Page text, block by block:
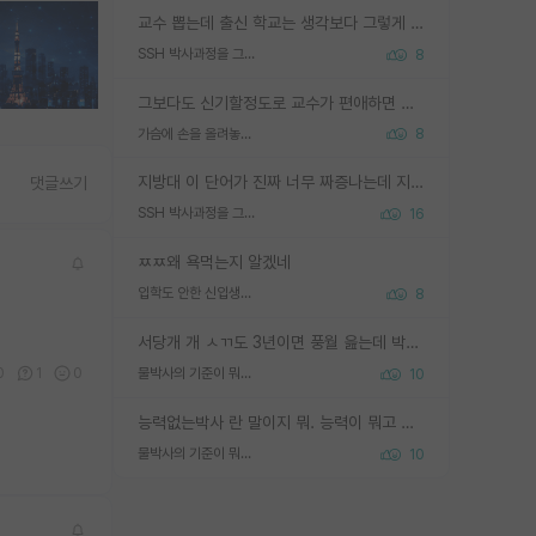
교수 뽑는데 출신 학교는 생각보다 그렇게 안 봄. 앞으로는 더 안 보게 될거임. 박사는 어디서 진행해도 됨. 단, 제대로 쌓고 좋은 실적 만들 수 있다면. 그런데 지방대는 그럴 가능성이 지극히 낮음. 나만 열심히 잘 하면 된다? 인간은 주변 환경에 지배되는 나약한 존재임. 주변의 지방대 대학원생과 섞이고 지방 특유의 여유로움 또는 나쁘게 얘기해서 나태함에 젖어 살다보면 교수의 꿈 자체를 잊어버리게 될 가능성도 있음. 주변 환경이 70~80%임.
SSH 박사과정을 그만두고 지방대 박사로 옮기면 교수의 꿈은 끝일까요? 8
그보다도 신기할정도로 교수가 편애하면 그사람만 논문이 되더라구요 내용이 다른 사람보다 허접해도요
가슴에 손을 올려놓고 싫어하는 사람 불공정하게 리뷰 8
지방대 이 단어가 진짜 너무 짜증나는데 지방대면 다 그냥 쓰레기인가요? 무슨 말 같지도 않은 댓글들이 있는건지??? 지방에도 충분히 좋은 대학 많고 충분히 잘하는 교수님들 많습니다 포항공대 4개 IST 대표 지거국들 여기 모두 다 지방에 있고 여기 출신들 중에 교수하는 분들 적지 않습니다 지거국 출신이 무슨 교수를 하냐?라고 생각할 사람들 많은데 상위 대표 지거국에 아웃라이어들 많습니다 결국 개인의 연구역량과 실적이 중요합니다 이 역량을 펼치는데 있어서 지도교수와의 합도 중요합니다. 그리고 경력이 필요하면 해외포닥까지 다녀오세요
SSH 박사과정을 그만두고 지방대 박사로 옮기면 교수의 꿈은 끝일까요? 16
ㅉㅉ왜 욕먹는지 알겠네
입학도 안한 신입생이 원래 관심을 받나요 8
서당개 개 ㅅㄲ도 3년이면 풍월 읊는데 박사 5년 이상 대리고 있으면서 물된건 교수 탓 맞는ㄱ게 거기가 서당이 아니란 소리임
물박사의 기준이 뭐임? 10
능력없는박사 란 말이지 뭐. 능력이 뭐고 능력이 있다는게 뭔지는 사람마다 기준이 다르니까 얘기해봐야 서로 자기 기준만 얘기해서 논쟁이 끝이 안나고. 주위에서 능력있고 야심있는 신입생이 교수가 유의미한 피드백을 아예 안주면서 제대로된 과제에 참여해볼 기회도 제공하지 않고 잡일 뺑뺑이만 돌려서 맨날 단순작업만 하면서 밤새다가 눈빛이 점점 죽어가는걸 본 사람은 물박사는 교수탓이라고 하고, 교수는 이것저것 알려도 주고 기회도 주고 사수 동기 붙여주면서 어떻게든 끌고가려고 하는데 본인이 매일 뺀질거리면서 출근 하는둥마는둥 하다가 기껏 와서도 폰이나 쳐다보다가 실험 망치고 저녁약속있어서 먼저 가볼게요~ 하는걸 본 사람은 물박사는 본인탓이라고 함.
물박사의 기준이 뭐임? 10
댓글쓰기